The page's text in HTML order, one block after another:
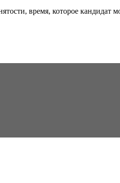
время, которое кандидат